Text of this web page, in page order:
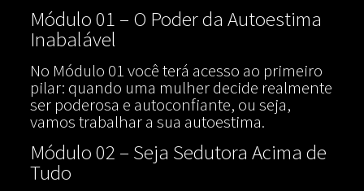
Módulo 01 – O Poder da Autoestima
Inabalável
No Módulo 01 você terá acesso ao primeiro
pilar: quando uma mulher decide realmente
ser poderosa e autoconfiante, ou seja,
vamos trabalhar a sua autoestima.
Módulo 02 – Seja Sedutora Acima de
Tudo